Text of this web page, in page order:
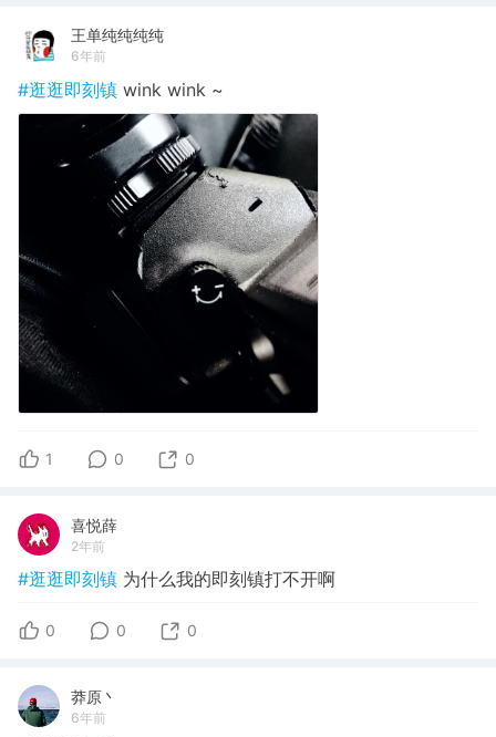
王单纯纯纯纯
6年前
#逛逛即刻镇 wink wink ~
1 0 0
喜悦薛
2年前
#逛逛即刻镇 为什么我的即刻镇打不开啊
0 0 0
莽原丶
6年前